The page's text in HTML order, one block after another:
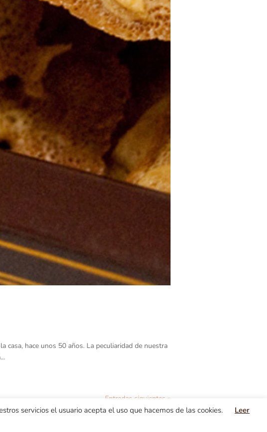
casa, hace unos 50 años. La peculiaridad de nuestra
Entradas siguientes »
servicios el usuario acepta el uso que hacemos de las cookies.
Leer